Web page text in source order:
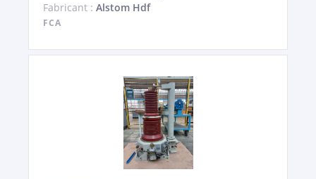
Fabricant : Alstom Hdf
FCA